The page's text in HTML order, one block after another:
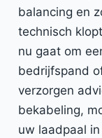
balancing en
technisch
nu gaat om
bedrijfspand
verzorgen
bekabeling,
uw laadpaal